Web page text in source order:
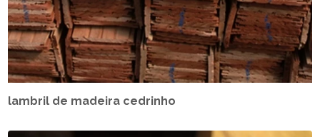
lambril de madeira cedrinho